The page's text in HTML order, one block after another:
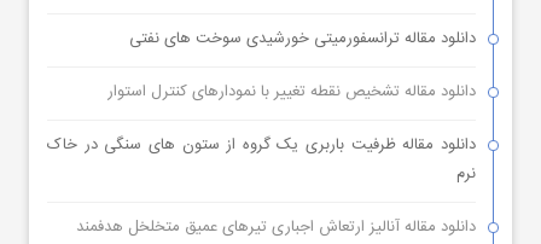
دانلود مقاله ترانسفورمیتی خورشیدی سوخت های نفتی
دانلود مقاله تشخیص نقطه تغییر با نمودارهای کنترل استوار
دانلود مقاله ظرفیت باربری یک گروه از ستون های سنگی در خاک
نرم
دانلود مقاله آنالیز ارتعاش اجباری تیرهای عمیق متخلخل هدفمند